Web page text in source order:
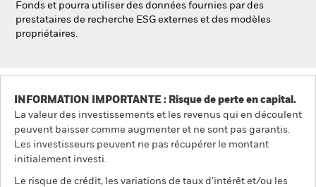
Fonds et pourra utiliser des données fournies par des
prestataires de recherche ESG externes et des modèles
propriétaires.
INFORMATION IMPORTANTE : Risque de perte en capital.
La valeur des investissements et les revenus qui en découlent
peuvent baisser comme augmenter et ne sont pas garantis.
Les investisseurs peuvent ne pas récupérer le montant
initialement investi.
Le risque de crédit, les variations de taux d'intérêt et/ou les